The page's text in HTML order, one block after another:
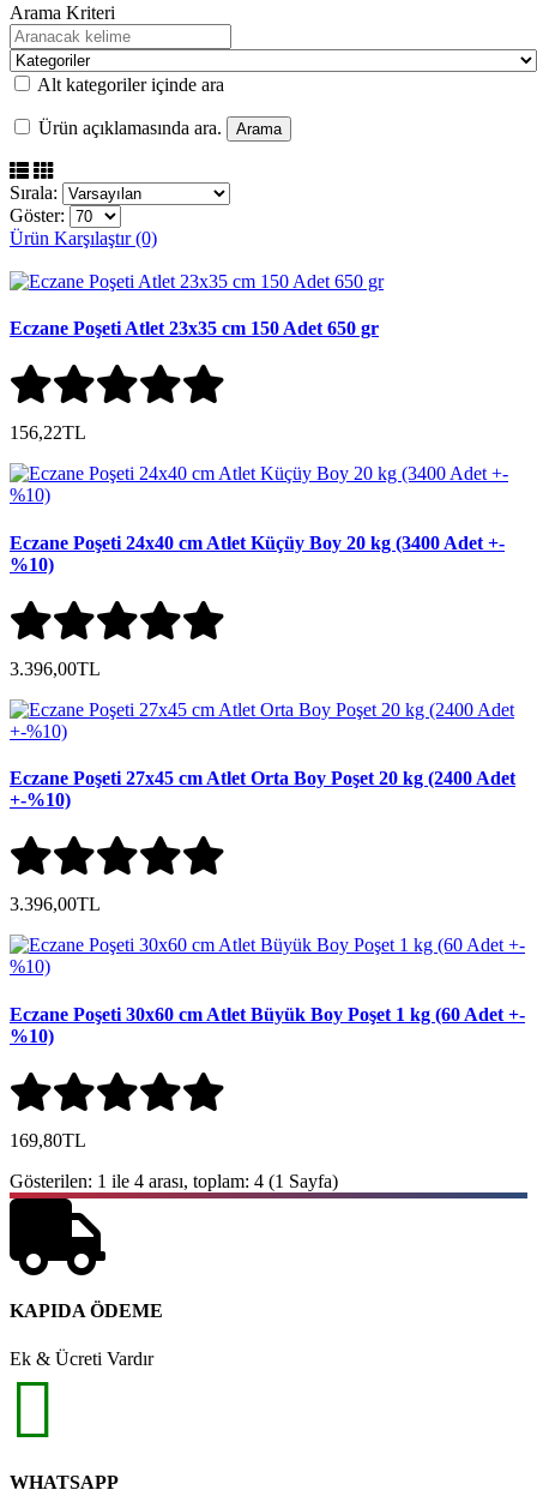
Arama Kriteri
Alt kategoriler içinde ara
Ürün açıklamasında ara.
Sırala:
Göster:
Ürün Karşılaştır (0)
Eczane Poşeti Atlet 23x35 cm 150 Adet 650 gr
156,22TL
Eczane Poşeti 24x40 cm Atlet Küçüy Boy 20 kg (3400 Adet +-
%10)
3.396,00TL
Eczane Poşeti 27x45 cm Atlet Orta Boy Poşet 20 kg (2400 Adet
+-%10)
3.396,00TL
Eczane Poşeti 30x60 cm Atlet Büyük Boy Poşet 1 kg (60 Adet +-
%10)
169,80TL
Gösterilen: 1 ile 4 arası, toplam: 4 (1 Sayfa)
KAPIDA ÖDEME
Ek & Ücreti Vardır
WHATSAPP